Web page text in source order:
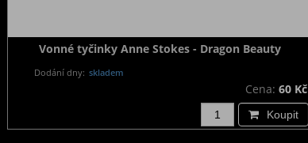
Vonné tyčinky Anne Stokes - Dragon Beauty
Dodání dny: skladem
Cena: 60 Kč
Koupit